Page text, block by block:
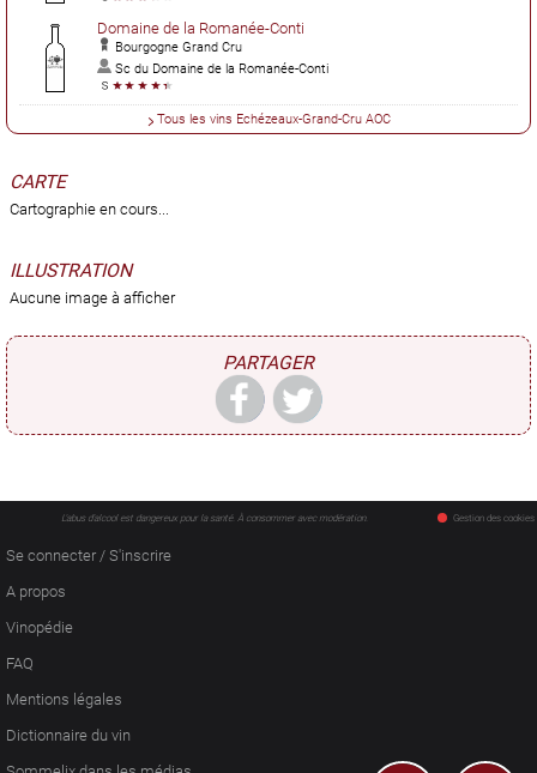
Domaine de la Romanée-Conti
Bourgogne Grand Cru
Sc du Domaine de la Romanée-Conti
Tous les vins Echézeaux-Grand-Cru AOC
CARTE
Cartographie en cours...
ILLUSTRATION
Aucune image à afficher
PARTAGER
Gestion des cookies
L'abus d'alcool est dangereux pour la santé. À consommer avec modération.
Se connecter / S'inscrire
A propos
Vinopédie
FAQ
Mentions légales
Dictionnaire du vin